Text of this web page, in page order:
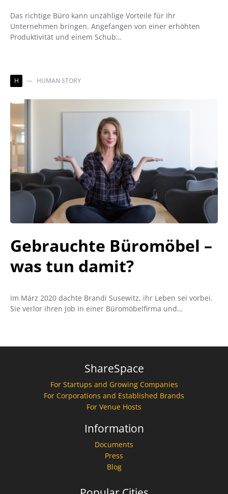
Das richtige Büro kann unzählige Vorteile für Ihr
Unternehmen bringen. Angefangen von einer erhöhten
Produktivität und einem Schub…
H HUMAN STORY
Gebrauchte Büromöbel –
was tun damit?
Im März 2020 dachte Brandi Susewitz, ihr Leben sei vorbei.
Sie verlor ihren Job in einer Büromöbelfirma und…
ShareSpace
For Startups and Growing Companies
For Corporations and Established Brands
For Venue Hosts
Information
Documents
Press
Blog